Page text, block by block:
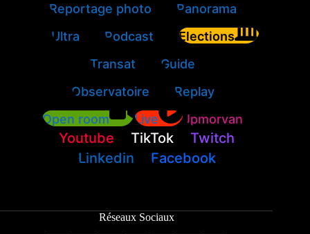
Reportage photo
Panorama
Ultra
Podcast
Elections
Transat
Guide
Observatoire
Replay
Open room
Live Jpmorvan
Youtube TikTok
Twitch
Linkedin
Facebook
Réseaux Sociaux